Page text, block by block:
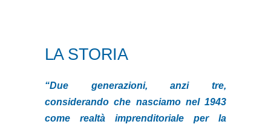
LA STORIA
“Due generazioni, anzi tre,
considerando che nasciamo nel 1943
come realtà imprenditoriale per la